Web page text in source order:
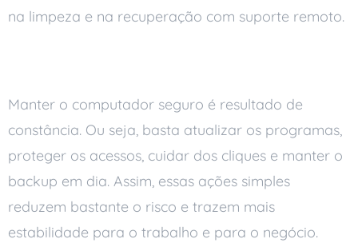
na limpeza e na recuperação com suporte remoto.
Manter o computador seguro é resultado de
constância. Ou seja, basta atualizar os programas,
proteger os acessos, cuidar dos cliques e manter o
backup em dia. Assim, essas ações simples
reduzem bastante o risco e trazem mais
estabilidade para o trabalho e para o negócio.